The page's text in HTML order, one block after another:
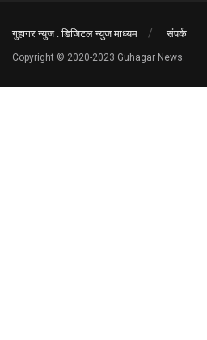
गुहागर न्युज : डिजिटल न्युज माध्यम संपर्क
Copyright © 2020-2023 Guhagar News.